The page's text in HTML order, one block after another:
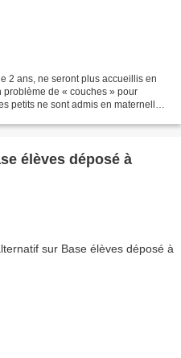
2 ans, ne seront plus accueillis en
problème de « couches » pour
petits ne sont admis en maternelle
élèves déposé à